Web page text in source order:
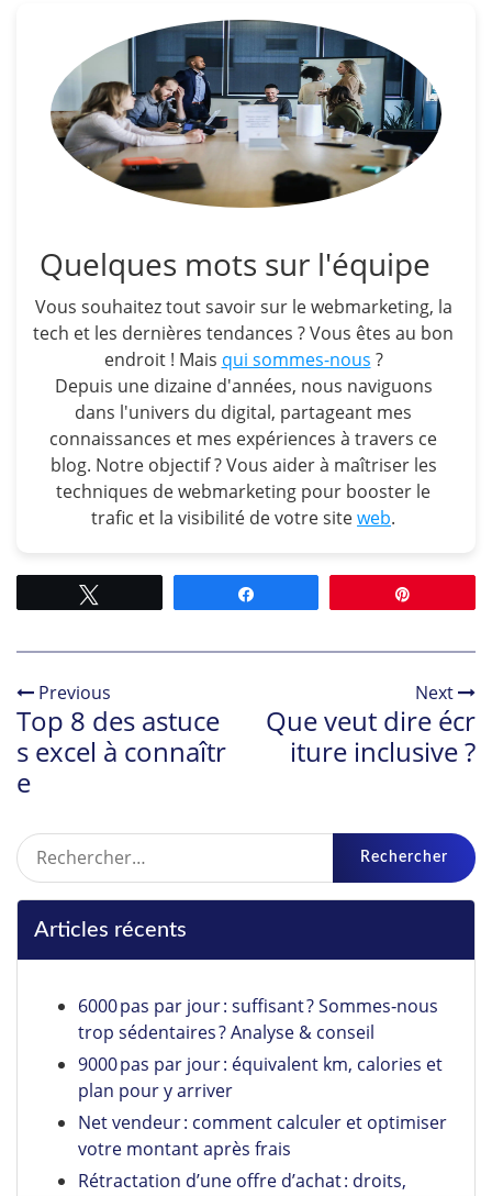
Quelques mots sur l'équipe
Vous souhaitez tout savoir sur le webmarketing, la
tech et les dernières tendances ? Vous êtes au bon
endroit ! Mais qui sommes-nous ?
Depuis une dizaine d'années, nous naviguons
dans l'univers du digital, partageant mes
connaissances et mes expériences à travers ce
blog. Notre objectif ? Vous aider à maîtriser les
techniques de webmarketing pour booster le
trafic et la visibilité de votre siteweb.
Previous
Top 8 des astuce
s excel à connaîtr
e
Next
Que veut dire écr
iture inclusive ?
Rechercher :
Articles récents
6000 pas par jour : suffisant ? Sommes‑nous
trop sédentaires ? Analyse & conseil
9000 pas par jour : équivalent km, calories et
plan pour y arriver
Net vendeur : comment calculer et optimiser
votre montant après frais
Rétractation d’une offre d’achat : droits,